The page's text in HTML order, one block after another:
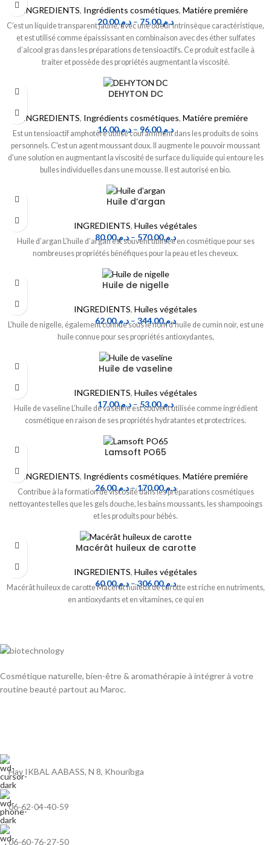
INGREDIENTS, Ingrédients cosmétiques, Matiére premiére
د.م.20.00 – د.م.75.00
C’est un liquide transparent jaune, avec une odeur intrinsèque caractéristique,
et est utilisé comme épaississant en combinaison avec des éther sulfates
d’alcool gras dans les préparations de tensioactifs. Ce produit est facile à
traiter et possède des propriétés augmentant la viscosité.
DEHYTON DC
INGREDIENTS, Ingrédients cosmétiques, Matiére premiére
د.م.16.00 – د.م.96.00
Est un tensioactif amphotère utilisé couramment dans les produits de soins
personnels. C'est un agent moussant doux. Il augmente le pouvoir moussant
d'une solution en augmentant la viscosité de surface du liquide qui entoure les
bulles individuelles dans une mousse. Il est autorisé en bio.
Huile d’argan
INGREDIENTS, Huiles végétales
د.م.80.00 – د.م.570.00
Huile d’argan L’huile d’argan est souvent utilisée en cosmétique pour ses
nombreuses propriétés bénéfiques pour la peau et les cheveux.
Huile de nigelle
INGREDIENTS, Huiles végétales
د.م.62.00 – د.م.344.00
L’huile de nigelle, également connue sous le nom d’huile de cumin noir, est une
huile connue pour ses propriétés antioxydantes,
Huile de vaseline
INGREDIENTS, Huiles végétales
د.م.17.00 – د.م.53.00
Huile de vaseline L’huile de vaseline est souvent utilisée comme ingrédient
cosmétique en raison de ses propriétés hydratantes et protectrices.
Lamsoft PO65
INGREDIENTS, Ingrédients cosmétiques, Matiére premiére
د.م.26.00 – د.م.170.00
Contribue à la formation de viscosité dans les préparations cosmétiques
nettoyantes telles que les gels douche, les bains moussants, les shampooings
et les produits pour bébés.
Macérât huileux de carotte
INGREDIENTS, Huiles végétales
د.م.60.00 – د.م.306.00
Macérât huileux de carotte Macérât huileux de carotte est riche en nutriments,
en antioxydants et en vitamines, ce qui en
Cosmétique naturelle, bien-être & aromathérapie à intégrer à votre
routine beauté partout au Maroc.
Hay IKBAL AABASS, N 8, Khouribga
06-62-04-40-59
06-60-76-27-50